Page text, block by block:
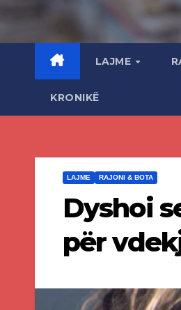
LAJME
KRONIKË
LAJME RAJONI & BOTA
Dyshoi
për